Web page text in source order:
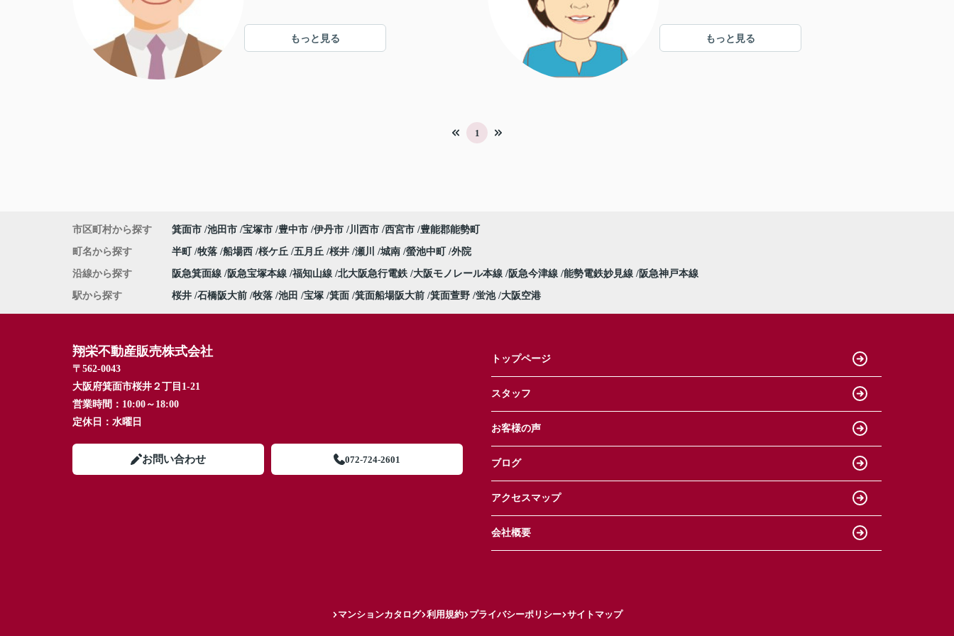
もっと見る もっと見る
1
市区町村から探す 箕面市 池田市 宝塚市 豊中市 伊丹市 川西市 西宮市 豊能郡能勢町
町名から探す 半町 牧落 船場西 桜ケ丘 五月丘 桜井 瀬川 城南 螢池中町 外院
沿線から探す 阪急箕面線 阪急宝塚本線 福知山線 北大阪急行電鉄 大阪モノレール本線 阪急今津線 能勢電鉄妙見線 阪急神戸本線
駅から探す 桜井 石橋阪大前 牧落 池田 宝塚 箕面 箕面船場阪大前 箕面萱野 蛍池 大阪空港
翔栄不動産販売株式会社
〒562-0043
大阪府箕面市桜井２丁目1-21
営業時間： 10:00～18:00
定休日： 水曜日
お問い合わせ 072-724-2601
トップページ
スタッフ
お客様の声
ブログ
アクセスマップ
会社概要
マンションカタログ 利用規約 プライバシーポリシー サイトマップ